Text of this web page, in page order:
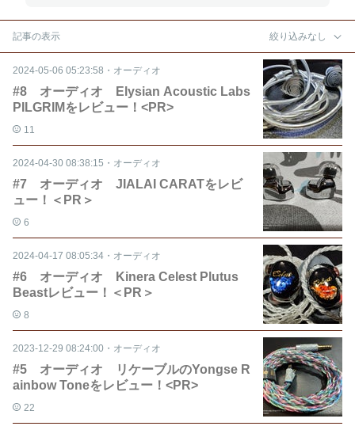
記事の表示 絞り込みなし
2024-05-06 05:23:58 ・ オーディオ
#8 オーディオ Elysian Acoustic Labs
PILGRIMをレビュー！<PR>
11
2024-04-30 08:38:15 ・ オーディオ
#7 オーディオ JIALAI CARATをレビ
ュー！＜PR＞
6
2024-04-17 08:05:34 ・ オーディオ
#6 オーディオ Kinera Celest Plutus
Beastレビュー！＜PR＞
8
2023-12-29 08:24:00 ・ オーディオ
#5 オーディオ リケーブルのYongse R
ainbow Toneをレビュー！<PR>
22